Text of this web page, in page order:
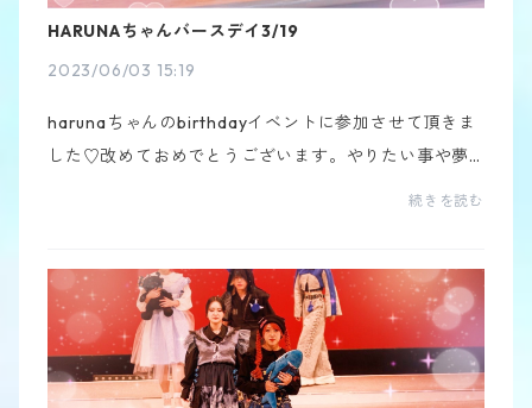
HARUNAちゃんバースデイ3/19
2023/06/03 15:19
harunaちゃんのbirthdayイベントに参加させて頂きま
した♡改めておめでとうございます。やりたい事や夢
を頑張っている姿がいつもキラキラしてて笑顔と元気
続きを読む